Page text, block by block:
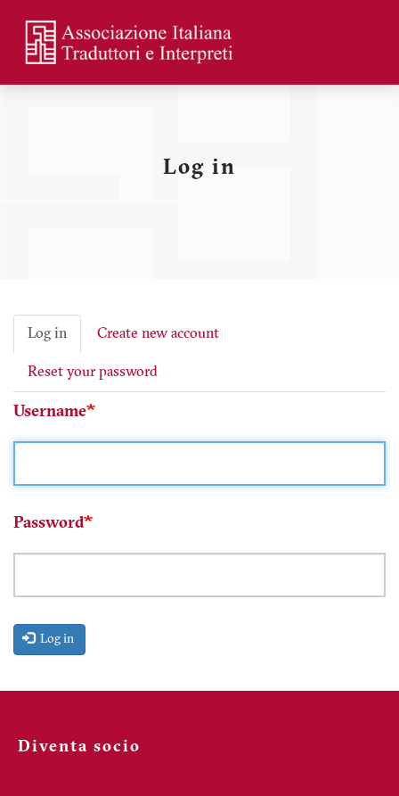
main
content
Menu
Log in
Primary
tabs
Log in Create new account
Reset your password
Username
Password
Log in
Diventa socio